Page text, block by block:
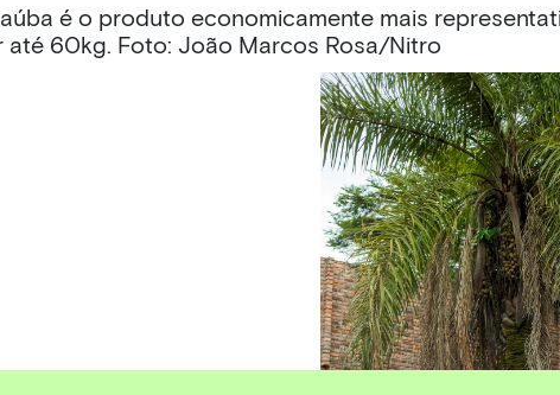
é o produto economicamente mais
60kg. Foto: João Marcos Rosa/Nitro